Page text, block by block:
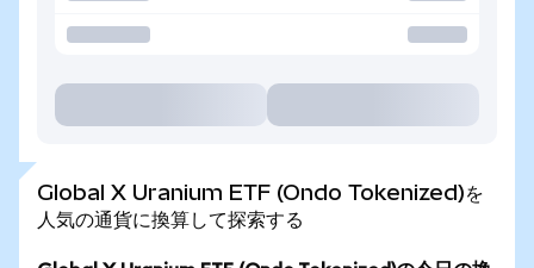
Global X Uranium ETF (Ondo Tokenized)を
人気の通貨に換算して探索する